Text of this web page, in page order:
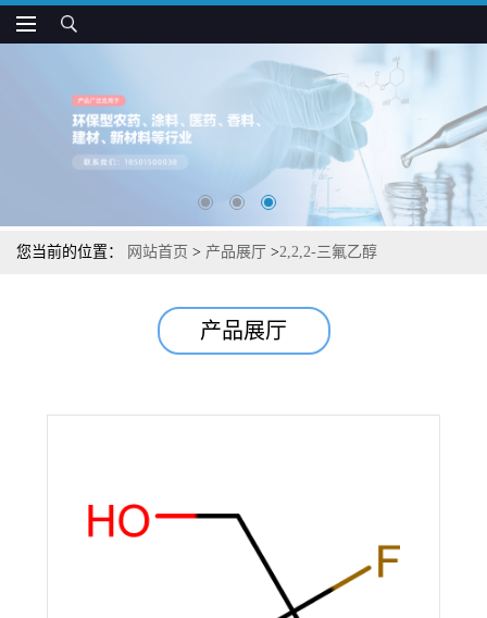
您当前的位置： 网站首页 > 产品展厅 >2,2,2-三氟乙醇
产品展厅